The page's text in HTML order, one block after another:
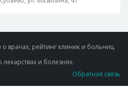
врачах, рейтинг клиник и больниц.
и болезнях.
Обратная связь